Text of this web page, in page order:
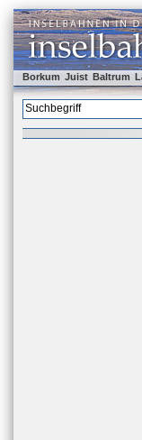
Borkum Juist Baltrum